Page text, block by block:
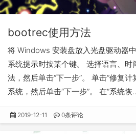
bootrec使用方法
将 Windows 安装盘放入光盘驱动器
系统提示时按某个键。 选择语言、时
法，然后单击“下一步”。 单击“修复
系统，然后单击“下一步”。 在“系统恢
2019-12-11 0条评论